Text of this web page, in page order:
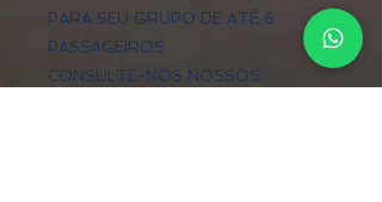
PARA SEU GRUPO DE ATÉ 6
PASSAGEIROS
CONSULTE-NOS NOSSOS